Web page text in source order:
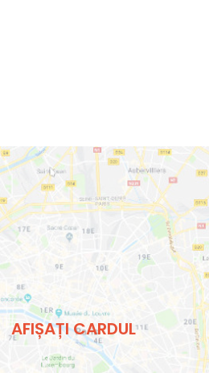
AFIȘAȚI CARDUL